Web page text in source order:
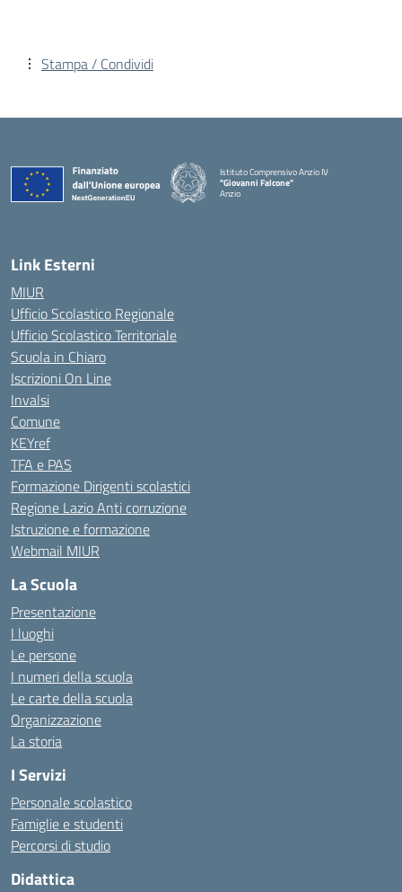
Stampa / Condividi
Istituto Comprensivo Anzio IV
"Giovanni Falcone"
Anzio
Link Esterni
MIUR
Ufficio Scolastico Regionale
Ufficio Scolastico Territoriale
Scuola in Chiaro
Iscrizioni On Line
Invalsi
Comune
KEYref
TFA e PAS
Formazione Dirigenti scolastici
Regione Lazio Anti corruzione
Istruzione e formazione
Webmail MIUR
La Scuola
Presentazione
I luoghi
Le persone
I numeri della scuola
Le carte della scuola
Organizzazione
La storia
I Servizi
Personale scolastico
Famiglie e studenti
Percorsi di studio
Didattica